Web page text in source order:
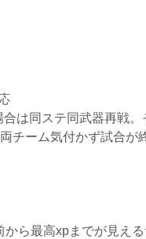
は同ステ同武器再戦
チーム気付かず試合が
から最高xpまでが見え